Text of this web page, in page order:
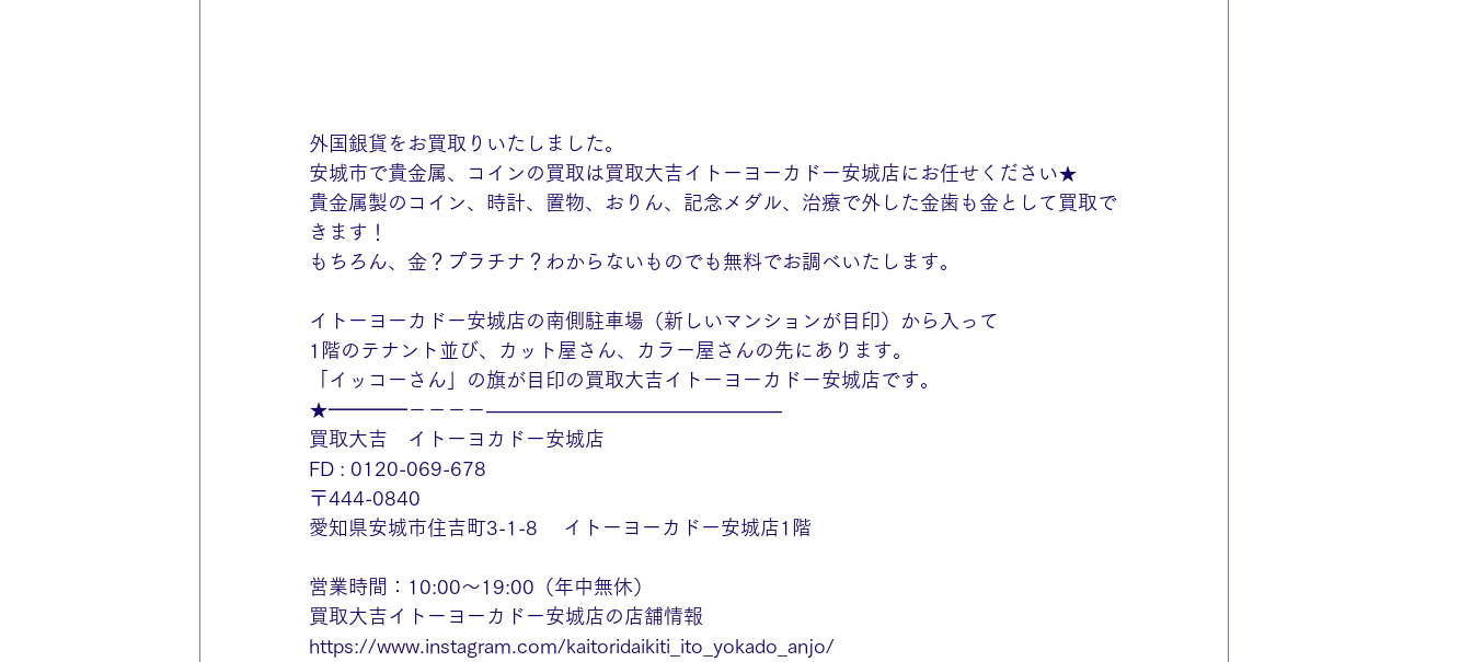
外国銀貨をお買取りいたしました。
安城市で貴金属、コインの買取は買取大吉イトーヨーカドー安城店にお任せください★
貴金属製のコイン、時計、置物、おりん、記念メダル、治療で外した金歯も金として買取で
きます！
もちろん、金？プラチナ？わからないものでも無料でお調べいたします。
イトーヨーカドー安城店の南側駐車場（新しいマンションが目印）から入って
1階のテナント並び、カット屋さん、カラー屋さんの先にあります。
「イッコーさん」の旗が目印の買取大吉イトーヨーカドー安城店です。
★━━━━－－－－———————————————
買取大吉　イトーヨカドー安城店
FD : 0120-069-678
〒444-0840
愛知県安城市住吉町3-1-8　 イトーヨーカドー安城店1階
営業時間：10:00～19:00（年中無休）
買取大吉イトーヨーカドー安城店の店舗情報
https://www.instagram.com/kaitoridaikiti_ito_yokado_anjo/